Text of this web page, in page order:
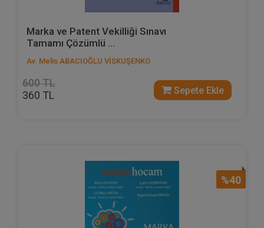
Marka ve Patent Vekilliği Sınavı
Tamamı Çözümlü ...
Av. Melis ABACIOĞLU VİSKUŞENKO
600 TL
360 TL Sepete Ekle
%40